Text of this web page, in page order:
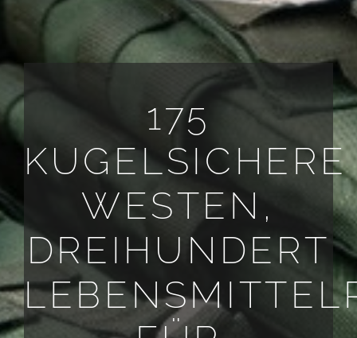
175
KUGELSICHERE
WESTEN,
DREIHUNDERT